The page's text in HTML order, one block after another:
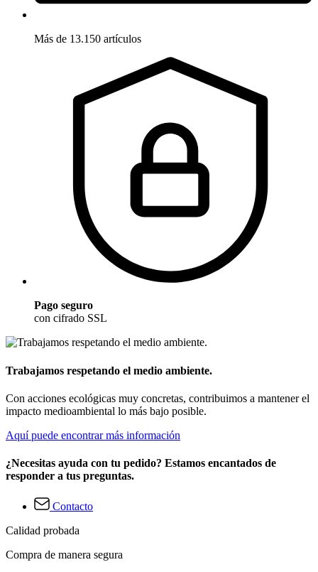
Más de 13.150 artículos
Pago seguro
con cifrado SSL
Trabajamos respetando el medio ambiente.
Con acciones ecológicas muy concretas, contribuimos a mantener el
impacto medioambiental lo más bajo posible.
Aquí puede encontrar más información
¿Necesitas ayuda con tu pedido? Estamos encantados de
responder a tus preguntas.
Contacto
Calidad probada
Compra de manera segura